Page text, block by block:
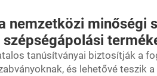
nemzetközi minőségi
tanúsítványai biztosítják a
és lehetővé teszik